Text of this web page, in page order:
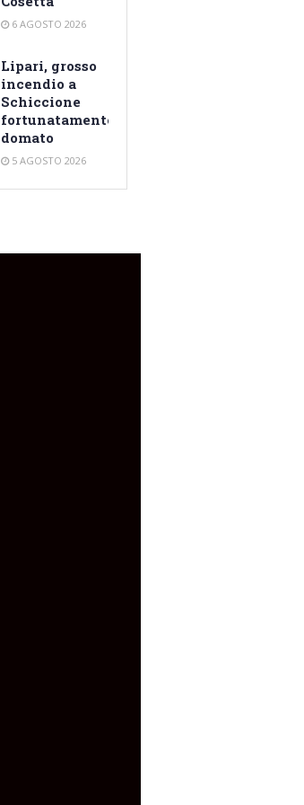
6 AGOSTO 2026
Lipari, grosso
incendio a
Schiccione
fortunatamente
domato
5 AGOSTO 2026